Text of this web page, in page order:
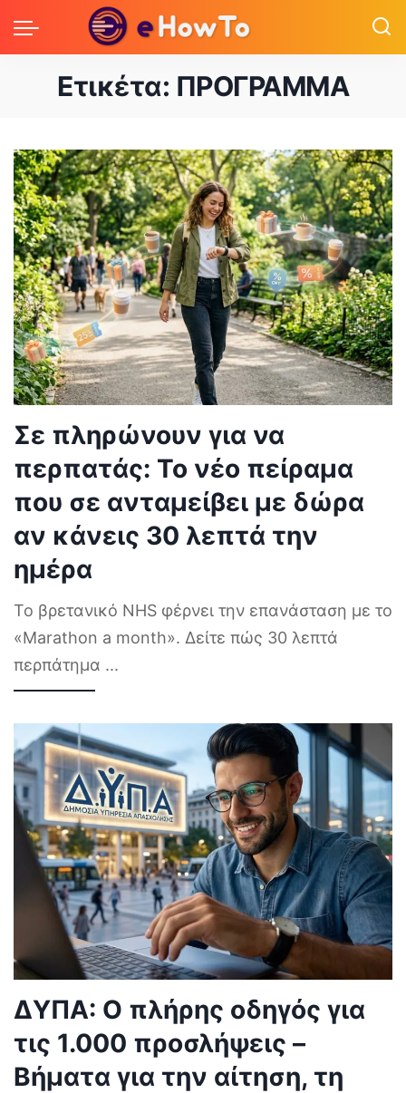
Ετικέτα: ΠΡΟΓΡΑΜΜΑ
Σε πληρώνουν για να
περπατάς: Το νέο πείραμα
που σε ανταμείβει με δώρα
αν κάνεις 30 λεπτά την
ημέρα
Το βρετανικό NHS φέρνει την επανάσταση με το
«Marathon a month». Δείτε πώς 30 λεπτά
περπάτημα ...
ΔΥΠΑ: Ο πλήρης οδηγός για
τις 1.000 προσλήψεις –
Βήματα για την αίτηση, τη